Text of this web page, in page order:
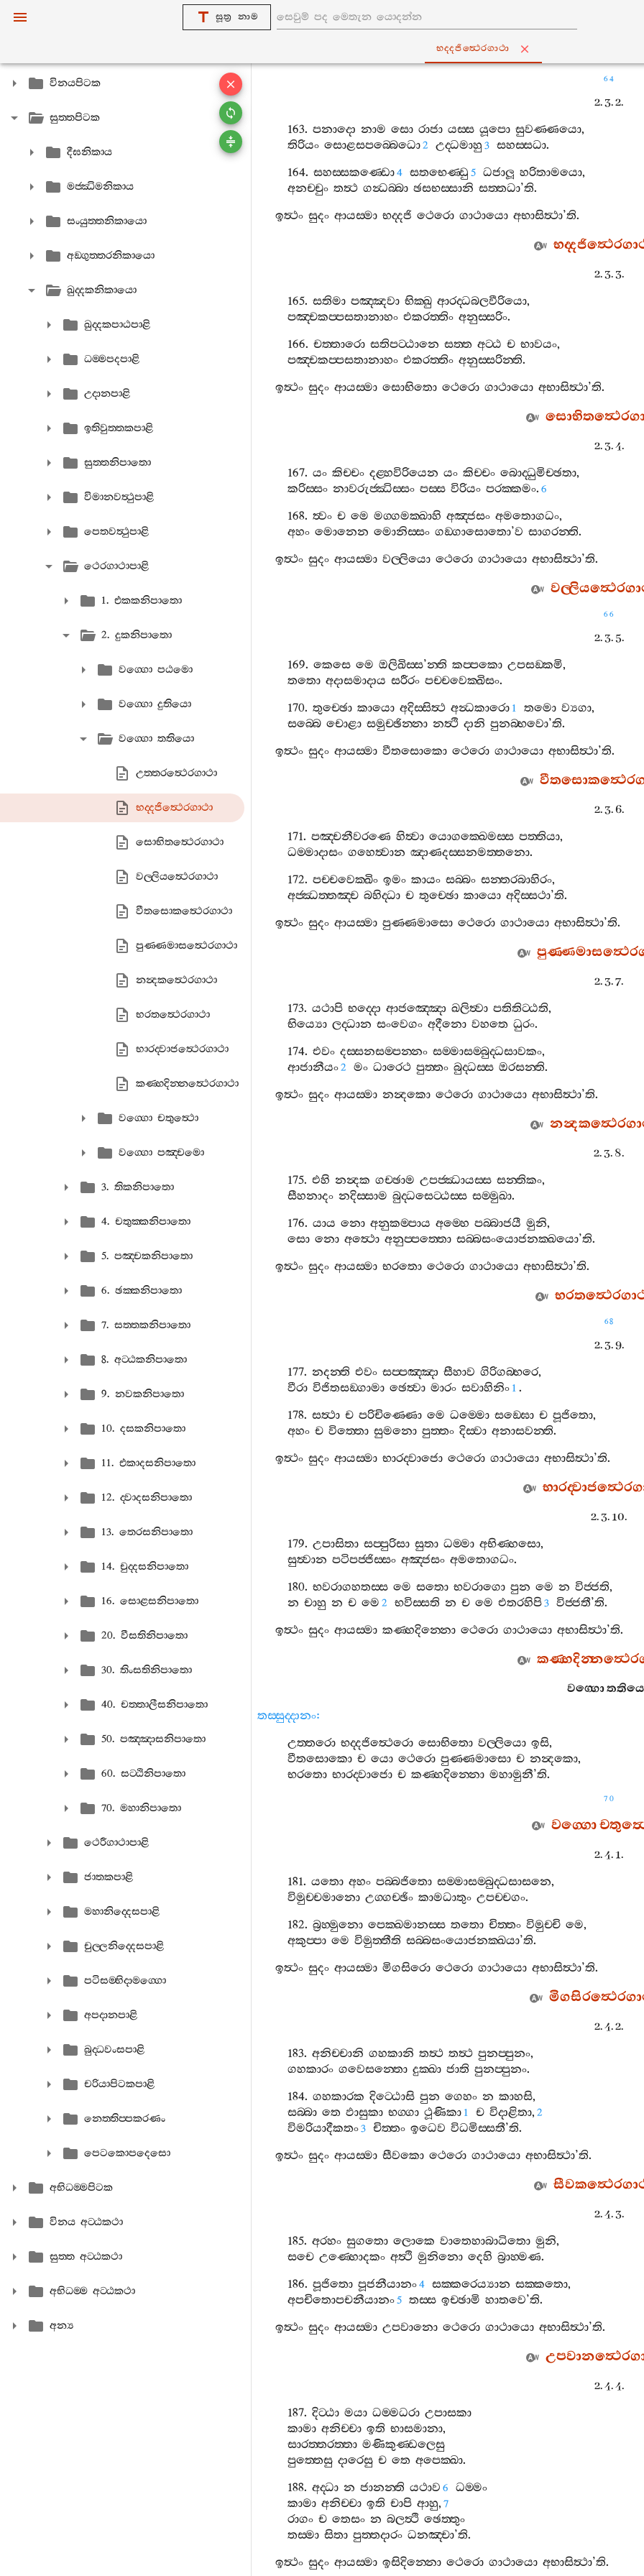
සූත්‍ර නාම
භද‍්දජිත්‍ථෙරගාථා
විනයපිටක
සුත‍්තපිටක
දීඝනිකාය
මජ‍්ඣිමනිකාය
සංයුත‍්තනිකායො
අඞ‍්ගුත‍්තරනිකායො
ඛුද‍්දකනිකායො
ඛුද‍්දකපාඨපාළි
ධම‍්මපදපාළි
උදානපාළි
ඉතිවුත‍්තකපාළි
සුත‍්තනිපාතො
විමානවත්‍ථුපාළි
පෙතවත්‍ථුපාළි
ථෙරගාථාපාළි
1. එකකනිපාතො
2. දුකනිපාතො
වග‍්ගො පඨමො
වග‍්ගො දුතියො
වග‍්ගො තතියො
උත‍්තරත්‍ථෙරගාථා
භද‍්දජිත්‍ථෙරගාථා
සොභිතත්‍ථෙරගාථා
වල‍්ලියත්‍ථෙරගාථා
වීතසොකත්‍ථෙරගාථා
පුණ‍්ණමාසත්‍ථෙරගාථා
නන්‍දකත්‍ථෙරගාථා
භරතත්‍ථෙරගාථා
භාරද‍්වාජත්‍ථෙරගාථා
කණ‍්හදින‍්නත්‍ථෙරගාථා
වග‍්ගො චතුත්‍ථො
වග‍්ගො පඤ‍්චමො
3. තිකනිපාතො
4. චතුක‍්කනිපාතො
5. පඤ‍්චකනිපාතො
6. ඡක‍්කනිපාතො
7. සත‍්තකනිපාතො
8. අට‍්ඨකනිපාතො
9. නවකනිපාතො
10. දසකනිපාතො
11. එකාදසනිපාතො
12. ද‍්වාදසනිපාතො
13. තෙරසනිපාතො
14. චුද‍්දසනිපාතො
16. සොළසනිපාතො
20. වීසතිනිපාතො
30. තිංසතිනිපාතො
40. චත‍්තාලීසනිපාතො
50. පඤ‍්ඤාසනිපාතො
60. සට‍්ඨිනිපාතො
70. මහානිපාතො
ථෙරීගාථාපාළි
ජාතකපාළි
මහානිද‍්දෙසපාළි
චුල‍්ලනිද‍්දෙසපාළි
පටිසම‍්භිදාමග‍්ගො
අපදානපාළි
බුද‍්ධවංසපාළි
චරියාපිටකපාළි
නෙත‍්තිප‍්පකරණං
පෙටකොපදෙසො
අභිධම‍්මපිටක
විනය අට‍්ඨකථා
සුත‍්ත අට‍්ඨකථා
අභිධම‍්ම අට‍්ඨකථා
අන්‍ය
64
2. 3. 2.
163.පනාදො නාම සො රාජා යස‍්ස යූපො සුවණ‍්ණයො,
තිරියං සොළසපබ‍්බෙධො2 උද‍්ධමාහු 3 සහස‍්සධා.
164.සහස‍්සකණ‍්ඩො4 සතභෙණ‍්ඩු 5 ධජාලූ හරිතාමයො,
අනච‍්චුං තත්‍ථ ගන්‍ධබ‍්බා ඡසභස‍්සානි සත‍්තධා’ති.
ඉත්‍ථං සුදං ආයස‍්මා භද‍්දජි ථෙරො ගාථායො අභාසිත්‍ථා’ති.
2. 3. 3.
165.සතිමා පඤ‍්ඤවා භික‍්ඛු ආරද‍්ධබලවීරියො,
පඤ‍්චකප‍්පසතානාහං එකරත‍්තිං අනුස‍්සරිං.
166.චත‍්තාරො සතිපට‍්ඨානෙ සත‍්ත අට‍්ඨ ච භාවයං,
පඤ‍්චකප‍්පසතානාහං එකරත‍්තිං අනුස‍්සරින‍්ති.
ඉත්‍ථං සුදං ආයස‍්මා සොභිතො ථෙරො ගාථායො අභාසිත්‍ථා’ති.
2. 3. 4.
167.යං කිච‍්චං දළ‍්හවිරියෙන යං කිච‍්චං බොද‍්ධුමිච‍්ඡතා,
කරිස‍්සං නාවරුජ‍්ඣිස‍්සං පස‍්ස විරියං පරක‍්කමං. 6
168.ත්‍වං ච මෙ මග‍්ගමක‍්ඛාහි අඤ‍්ජසං අමතොගධං,
අහං මොනෙන මොනිස‍්සං ගඞ‍්ගාසොතො’ව සාගරන‍්ති.
ඉත්‍ථං සුදං ආයස‍්මා වල‍්ලියො ථෙරො ගාථායො අභාසිත්‍ථා’ති.
66
2. 3. 5.
169.කෙසෙ මෙ ඔලිඛිස‍්ස’න‍්ති කප‍්පකො උපසඞ‍්කමි,
තතො අදාසමාදාය සරීරං පච‍්චවෙක‍්ඛිසං.
170.තුච‍්ඡො කායො අදිස‍්සිත්‍ථ අන්‍ධකාරො 1 තමො ව්‍යගා,
සබ‍්බෙ චොළා සමුච‍්ඡින‍්නා නත්‍ථි දානි පුනබ‍්භවො’ති.
ඉත්‍ථං සුදං ආයස‍්මා වීතසොකො ථෙරො ගාථායො අභාසිත්‍ථා’ති.
2. 3. 6.
171.පඤ‍්චනීවරණෙ හිත්‍වා යොගක‍්ඛෙමස‍්ස පත‍්තියා,
ධම‍්මාදාසං ගහෙත්‍වාන ඤාණදස‍්සනමත‍්තනො.
172.පච‍්චවෙක‍්ඛිං ඉමං කායං සබ‍්බං සන‍්තරබාහිරං,
අජ‍්ඣත‍්තඤ‍්ච බහිද‍්ධා ච තුච‍්ඡො කායො අදිස‍්සථා’ති.
ඉත්‍ථං සුදං ආයස‍්මා පුණ‍්ණමාසො ථෙරො ගාථායො අභාසිත්‍ථා’ති.
2. 3. 7.
173.යථාපි භද‍්දො ආජඤ‍්ඤො ඛලිත්‍වා පතිතිට‍්ඨති,
භිය්‍යො ලද‍්ධාන සංවෙගං අදීනො වහතෙ ධුරං.
174.එවං දස‍්සනසම‍්පන‍්නං සම‍්මාසම‍්බුද‍්ධසාවකං,
ආජානීයං2 මං ධාරෙථ පුත‍්තං බුද‍්ධස‍්ස ඔරසන‍්ති.
ඉත්‍ථං සුදං ආයස‍්මා නන්‍දකො ථෙරො ගාථායො අභාසිත්‍ථා’ති.
2. 3. 8.
175.එහි නන්‍දක ගච‍්ඡාම උපජ‍්ඣායස‍්ස සන‍්තිකං,
සීහනාදං නදිස‍්සාම බුද‍්ධසෙට‍්ඨස‍්ස සම‍්මුඛා.
176.යාය නො අනුකම‍්පාය අම‍්හෙ පබ‍්බාජයී මුනි,
සො නො අත්‍ථො අනුප‍්පත‍්තො සබ‍්බසංයොජනක‍්ඛයො’ති.
ඉත්‍ථං සුදං ආයස‍්මා භරතො ථෙරො ගාථායො අභාසිත්‍ථා’ති.
68
2. 3. 9.
177.නදන‍්ති එවං සප‍්පඤ‍්ඤා සීහාව ගිරිගබ‍්භරෙ,
වීරා විජිතසඞ‍්ගාමා ඡෙත්‍වා මාරං සවාහිනිං 1 .
178.සත්‍ථා ච පරිචිණ‍්ණො මෙ ධම‍්මො සඞ‍්ඝො ච පූජිතො,
අහං ච විත‍්තො සුමනො පුත‍්තං දිස‍්වා අනාසවන‍්ති.
ඉත්‍ථං සුදං ආයස‍්මා භාරද‍්වාජො ථෙරො ගාථායො අභාසිත්‍ථා’ති.
2. 3. 10.
179.උපාසිතා සප‍්පුරිසා සුතා ධම‍්මා අභිණ‍්හසො,
සුත්‍වාන පටිපජ‍්ජිස‍්සං අඤ‍්ජසං අමතොගධං.
180.භවරාගහතස‍්ස මෙ සතො භවරාගො පුන මෙ න විජ‍්ජති,
න චාහු න ච මෙ 2 භවිස‍්සති න ච මෙ එතරහිපි3 විජ‍්ජතී’ති.
ඉත්‍ථං සුදං ආයස‍්මා කණ‍්හදින‍්නො ථෙරො ගාථායො අභාසිත්‍ථා’ති.
වග‍්ගො
තස‍්සුද‍්දානං:
උත‍්තරො භද‍්දජිත්‍ථෙරො සොභිතො වල‍්ලියො ඉසි,
වීතසොකො ච යො ථෙරො පුණ‍්ණමාසො ච නන්‍දකො,
භරතො භාරද‍්වාජො ච කණ‍්හදින‍්නො මහාමුනී’ති.
70
වග‍්ගො
2. 4. 1.
181.යතො අහං පබ‍්බජිතො සම‍්මාසම‍්බුද‍්ධසාසනෙ,
විමුච‍්චමානො උග‍්ගච‍්ඡිං කාමධාතුං උපච‍්චගං.
182.බ්‍රහ‍්මුනො පෙක‍්ඛමානස‍්ස තතො චිත‍්තං විමුච‍්චි මෙ,
අකුප‍්පා මෙ විමුත‍්තීති සබ‍්බසංයොජනක‍්ඛයා’ති.
ඉත්‍ථං සුදං ආයස‍්මා මිගසිරො ථෙරො ගාථායො අභාසිත්‍ථා’ති.
2. 4. 2.
183.අනිච‍්චානි ගහකානි තත්‍ථ තත්‍ථ පුනප‍්පුනං,
ගහකාරං ගවෙසන‍්තො දුක‍්ඛා ජාති පුනප‍්පුනං.
184.ගහකාරක දිට‍්ඨොසි පුන ගෙහං න කාහසි,
සබ‍්බා තෙ ඵාසුකා භග‍්ගා ථූණිකා 1 ච විදාළිතා, 2
විමරියාදීකතං3 චිත‍්තං ඉධෙව විධමිස‍්සතී’ති.
ඉත්‍ථං සුදං ආයස‍්මා සීවකො ථෙරො ගාථායො අභාසිත්‍ථා’ති.
2. 4. 3.
185.අරහං සුගතො ලොකෙ වාතෙහාබාධිතො මුනි,
සචෙ උණ‍්හොදකං අත්‍ථි මුනිනො දෙහි බ්‍රාහ‍්මණ.
186.පූජිතො පූජනීයානං4 සක‍්කරෙය්‍යාන සක‍්කතො,
අපචිතොපචනීයානං5 තස‍්ස ඉච‍්ඡාමි හාතවෙ’ති.
ඉත්‍ථං සුදං ආයස‍්මා උපවානො ථෙරො ගාථායො අභාසිත්‍ථා’ති.
2. 4. 4.
187.දිට‍්ඨා මයා ධම‍්මධරා උපාසකා
කාමා අනිච‍්චා ඉති භාසමානා,
සාරත‍්තරත‍්තා මණිකුණ‍්ඩලෙසු
පුත‍්තෙසු දාරෙසු ච තෙ අපෙක‍්ඛා.
188.අද‍්ධා න ජානන‍්ති යථාව 6
ධම‍්මං
කාමා අනිච‍්චා ඉති චාපි ආහු, 7
රාගං ච තෙසං න බලත්‍ථි ඡෙත‍්තුං
තස‍්මා සිතා පුත‍්තදාරං ධනඤ‍්චා’ති.
ඉත්‍ථං සුදං ආයස‍්මා ඉසිදින‍්නො ථෙරො ගාථායො අභාසිත්‍ථා’ති.